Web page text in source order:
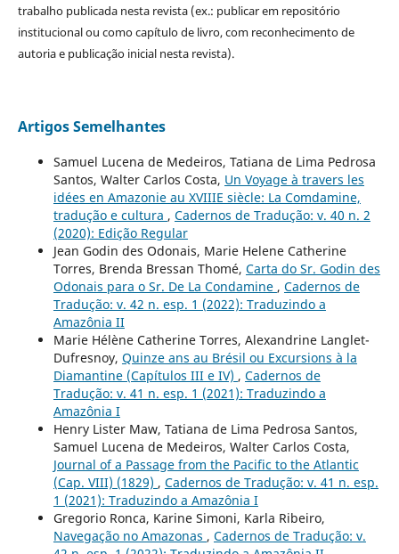
trabalho publicada nesta revista (ex.: publicar em repositório
institucional ou como capítulo de livro, com reconhecimento de
autoria e publicação inicial nesta revista).
Artigos Semelhantes
Samuel Lucena de Medeiros, Tatiana de Lima Pedrosa
Santos, Walter Carlos Costa, Un Voyage à travers les
idées en Amazonie au XVIIIE siècle: La Comdamine,
tradução e cultura , Cadernos de Tradução: v. 40 n. 2
(2020): Edição Regular
Jean Godin des Odonais, Marie Helene Catherine
Torres, Brenda Bressan Thomé, Carta do Sr. Godin des
Odonais para o Sr. De La Condamine , Cadernos de
Tradução: v. 42 n. esp. 1 (2022): Traduzindo a
Amazônia II
Marie Hélène Catherine Torres, Alexandrine Langlet-
Dufresnoy, Quinze ans au Brésil ou Excursions à la
Diamantine (Capítulos III e IV) , Cadernos de
Tradução: v. 41 n. esp. 1 (2021): Traduzindo a
Amazônia I
Henry Lister Maw, Tatiana de Lima Pedrosa Santos,
Samuel Lucena de Medeiros, Walter Carlos Costa,
Journal of a Passage from the Pacific to the Atlantic
(Cap. VIII) (1829) , Cadernos de Tradução: v. 41 n. esp.
1 (2021): Traduzindo a Amazônia I
Gregorio Ronca, Karine Simoni, Karla Ribeiro,
Navegação no Amazonas , Cadernos de Tradução: v.